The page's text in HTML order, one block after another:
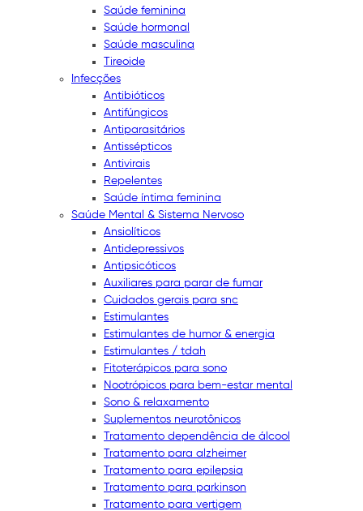
Saúde feminina
Saúde hormonal
Saúde masculina
Tireoide
Infecções
Antibióticos
Antifúngicos
Antiparasitários
Antissépticos
Antivirais
Repelentes
Saúde íntima feminina
Saúde Mental & Sistema Nervoso
Ansiolíticos
Antidepressivos
Antipsicóticos
Auxiliares para parar de fumar
Cuidados gerais para snc
Estimulantes
Estimulantes de humor & energia
Estimulantes / tdah
Fitoterápicos para sono
Nootrópicos para bem-estar mental
Sono & relaxamento
Suplementos neurotônicos
Tratamento dependência de álcool
Tratamento para alzheimer
Tratamento para epilepsia
Tratamento para parkinson
Tratamento para vertigem